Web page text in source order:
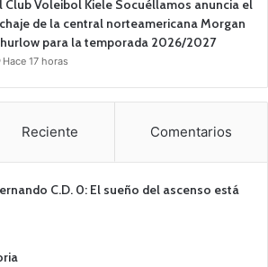
Club Voleibol Kiele Socuéllamos anuncia el
de la central norteamericana Morgan
para la temporada 2026/2027
Hace 17 horas
Reciente Comentarios
C.D. 0: El sueño del ascenso está